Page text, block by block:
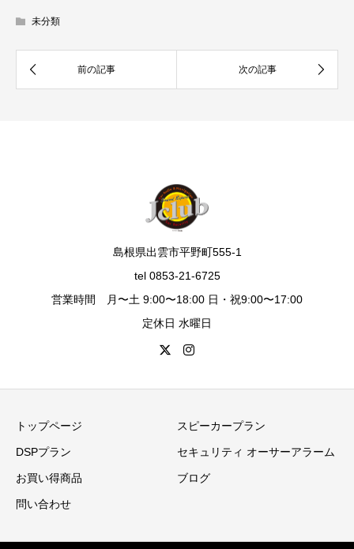
未分類
島根県出雲市平野町555-1
tel 0853-21-6725
営業時間 月〜土 9:00〜18:00 日・祝9:00〜17:00
定休日 水曜日
トップページ スピーカープラン
DSPプラン セキュリティ オーサーアラーム
お買い得商品 ブログ
問い合わせ